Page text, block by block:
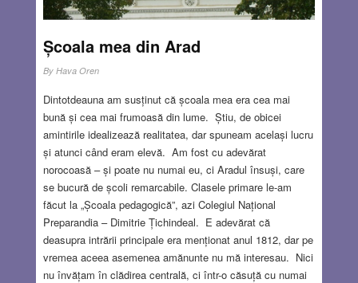
NOV 13, 2025 7 COMMENTS
Școala mea din Arad
By Hava Oren
Dintotdeauna am susținut că școala mea era cea mai
bună și cea mai frumoasă din lume. Știu, de obicei
amintirile idealizează realitatea, dar spuneam același lucru
și atunci când eram elevă. Am fost cu adevărat
norocoasă – și poate nu numai eu, ci Aradul însuși, care
se bucură de școli remarcabile. Clasele primare le-am
făcut la „Școala pedagogică”, azi Colegiul Național
Preparandia – Dimitrie Țichindeal. E adevărat că
deasupra intrării principale era menționat anul 1812, dar pe
vremea aceea asemenea amănunte nu mă interesau. Nici
nu învățam în clădirea centrală, ci într-o căsuță cu numai